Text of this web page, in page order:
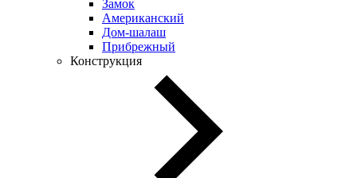
Замок
Американский
Дом-шалаш
Прибрежный
Конструкция